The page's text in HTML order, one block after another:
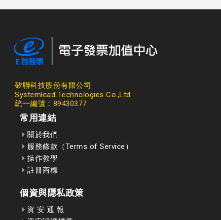
矽聯科技股份有限公司
Systemlead Technologies Co.,Ltd
統一編號：89430377
常用連結
關於我們
服務條款（Terms of Service）
操作教學
註冊商標
個資與隱私政策
資 安 通 報